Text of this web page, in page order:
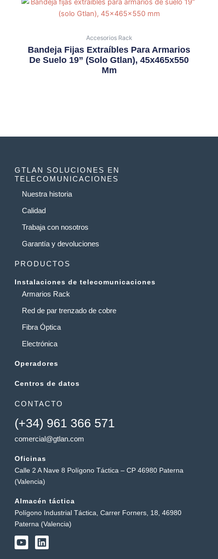
Accesorios Rack
Bandeja Fijas Extraíbles Para Armarios
De Suelo 19” (solo Gtlan), 45x465x550
Mm
GTLAN SOLUCIONES EN
TELECOMUNICACIONES
Nuestra historia
Calidad
Trabaja con nosotros
Garantía y devoluciones
PRODUCTOS
Instalaciones de telecomunicaciones
Armarios Rack
Red de par trenzado de cobre
Fibra Óptica
Electrónica
Operadores
Centros de datos
CONTACTO
(+34) 961 366 571
comercial@gtlan.com
Oficinas
Calle 2 A Nave 8 Polígono Táctica – CP 46980 Paterna
(Valencia)
Almacén táctica
Polígono Industrial Táctica, Carrer Forners, 18, 46980
Paterna (Valencia)
Y
o
L
i